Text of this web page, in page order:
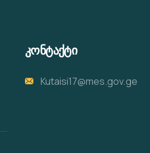
კონტაქტი
Kutaisi17@mes.gov.ge